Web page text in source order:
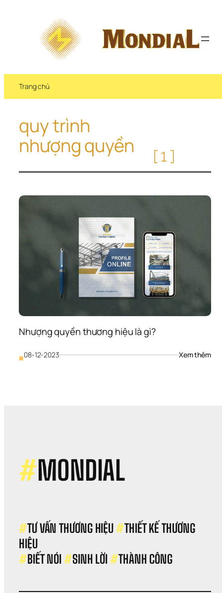
Trang chủ
quy trình
nhượng quyền
[1]
Nhượng quyền thương hiệu là gì?
■08-12-2023 Xem thêm:
#MONDIAL
#TƯ VẤN THƯƠNG HIỆU #THIẾT KẾ THƯƠNG
HIỆU
#BIẾT NÓI #SINH LỜI #THÀNH CÔNG